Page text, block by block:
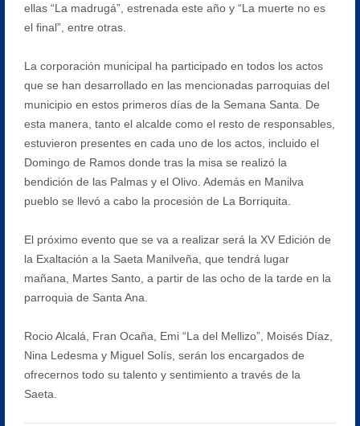
ellas “La madrugá”, estrenada este año y “La muerte no es
el final”, entre otras.
La corporación municipal ha participado en todos los actos
que se han desarrollado en las mencionadas parroquias del
municipio en estos primeros días de la Semana Santa. De
esta manera, tanto el alcalde como el resto de responsables,
estuvieron presentes en cada uno de los actos, incluido el
Domingo de Ramos donde tras la misa se realizó la
bendición de las Palmas y el Olivo. Además en Manilva
pueblo se llevó a cabo la procesión de La Borriquita.
El próximo evento que se va a realizar será la XV Edición de
la Exaltación a la Saeta Manilveña, que tendrá lugar
mañana, Martes Santo, a partir de las ocho de la tarde en la
parroquia de Santa Ana.
Rocio Alcalá, Fran Ocaña, Emi “La del Mellizo”, Moisés Díaz,
Nina Ledesma y Miguel Solís, serán los encargados de
ofrecernos todo su talento y sentimiento a través de la
Saeta.